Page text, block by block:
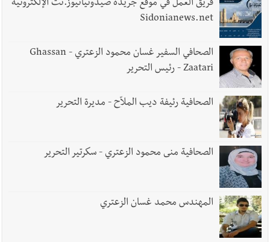
فريق العمل في موقع جريدة صيدونيانيوز.نت الإلكترونية
Sidonianews.net
الصحافي السفير غسان محمود الزعتري - Ghassan
Zaatari - رئيس التحرير
الصحافية رئيفة ديب الملاّح - مديرة التحرير
الصحافية منى محمود الزعتري - سكرتير التحرير
المهندس محمد غسان الزعتري